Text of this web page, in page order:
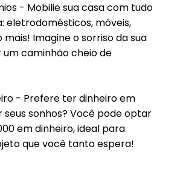
- Mobilie sua casa com tudo
eletrodomésticos, móveis,
Imagine o sorriso da sua
caminhão cheio de
- Prefere ter dinheiro em
sonhos? Você pode optar
em dinheiro, ideal para
que você tanto espera!